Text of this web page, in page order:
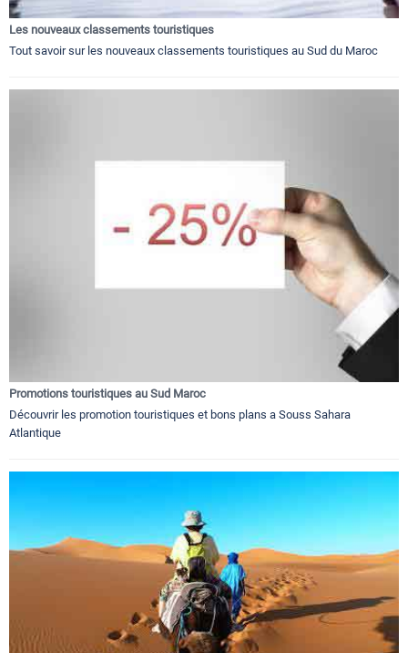
Les nouveaux classements touristiques
Tout savoir sur les nouveaux classements touristiques au Sud du Maroc
Promotions touristiques au Sud Maroc
Découvrir les promotion touristiques et bons plans a Souss Sahara
Atlantique